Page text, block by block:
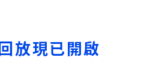
放現已開啟